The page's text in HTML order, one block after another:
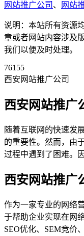
网站推广公司 、 网站
说明：本站所有资源
章或者网站内容涉及
我们以便及时处理。
76155
西安网站推广公司
西安网站推广
随着互联网的快速发
的重要性。然而，由
过程中遇到了困难。
西安网站推广
作为一家专业的网络
于帮助企业实现在网
SEO优化、SEM竞价